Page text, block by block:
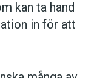
kan ta hand
in för att